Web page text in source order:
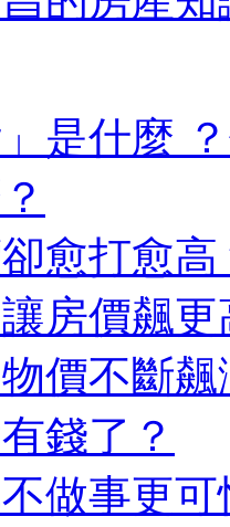
是什麼
愈打愈
房價飆更
價不斷
錢了？
做事更